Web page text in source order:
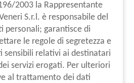
2003 la Rappresentante
S.r.l. è responsabile del
personali; garantisce di
le regole di segretezza e
sensibili relativi ai destinatari
servizi erogati. Per ulteriori
al trattamento dei dati